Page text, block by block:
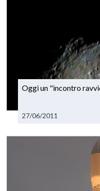
Oggi un "incontro
27/06/2011